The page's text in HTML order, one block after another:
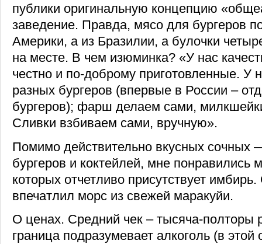
публики оригинальную концепцию
заведение. Правда, мясо для бургеров
Америки, а из Бразилии, а булочки
на месте. В чем изюминка? «У нас
честно и по-доброму приготовленные. У
разных бургеров (впервые в России –
бургеров); фарш делаем сами,
Сливки взбиваем сами, вручную».
Помимо действительно вкусных
бургеров и коктейлей, мне понравились
которых отчетливо присутствует
впечатлил морс из свежей маракуйи.
О ценах. Средний чек – тысяча-полторы
граница подразумевает алкоголь (в этой